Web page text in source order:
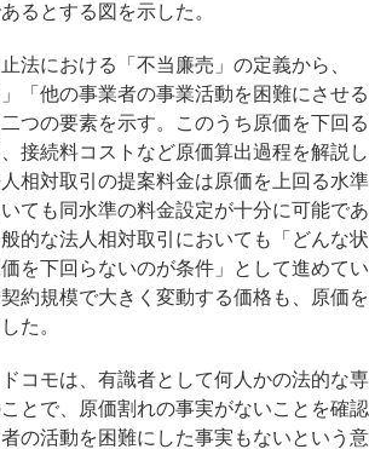
るとする図を示した。
法における「不当廉売」の定義から、
」「他の事業者の事業活動を困難にさせる
つの要素を示す。このうち原価を下回る
接続料コストなど原価算出過程を解説し
相対取引の提案料金は原価を上回る水準
ても同水準の料金設定が十分に可能であ
的な法人相対取引においても「どんな状
を下回らないのが条件」として進めてい
約規模で大きく変動する価格も、原価を
た。
コモは、有識者として何人かの法的な専
とで、原価割れの事実がないことを確認
の活動を困難にした事実もないという意